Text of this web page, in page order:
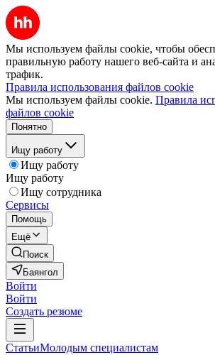
Мы используем файлы cookie, чтобы
правильную работу нашего веб-сайта и
трафик.
Правила использования файлов cookie
Мы используем файлы cookie. Правила
файлов cookie
Понятно
Ищу работу
Ищу работу
Ищу работу
Ищу сотрудника
Сервисы
Помощь
Ещё
Поиск
Баянгол
Войти
Войти
Создать резюме
СтатьиМолодым специалистам